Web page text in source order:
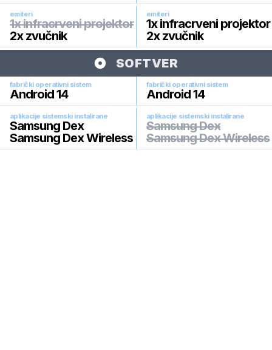
emiteri
1x infracrveni projektor
2x zvučnik
emiteri
1x infracrveni projektor
2x zvučnik
SOFTVER
fabrički operativni sistem
Android 14
fabrički operativni sistem
Android 14
aplikacije sistemski instalirane
Samsung Dex
Samsung Dex Wireless
aplikacije sistemski instalirane
Samsung Dex
Samsung Dex Wireless